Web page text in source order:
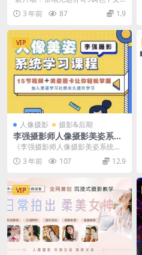
教程1080P（32集全集）+素材百度
云盘 &n...
3 年前 87 1.9
VIP
人像摄影 摄影&后期
李强摄影师人像摄影美姿系统
学习课
《李强摄影师人像摄影美姿系统学
习课》共计17节课，已完结，各种
摆姿都有，现场实操...
3 年前 107 12.9
VIP